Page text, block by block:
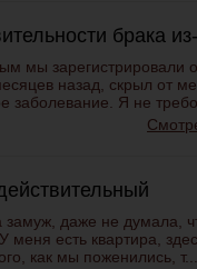
брака
мы зарегистрировали
назад, скрыл от
заболевание. Я не
замуж, даже не думала,
меня есть квартира,
как мы поженились, т...